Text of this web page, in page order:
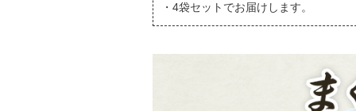
・4袋セットでお届けします。